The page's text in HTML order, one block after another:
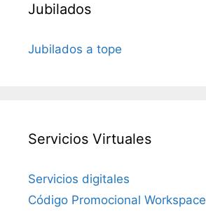
Jubilados
Jubilados a tope
Servicios Virtuales
Servicios digitales
Código Promocional Workspace